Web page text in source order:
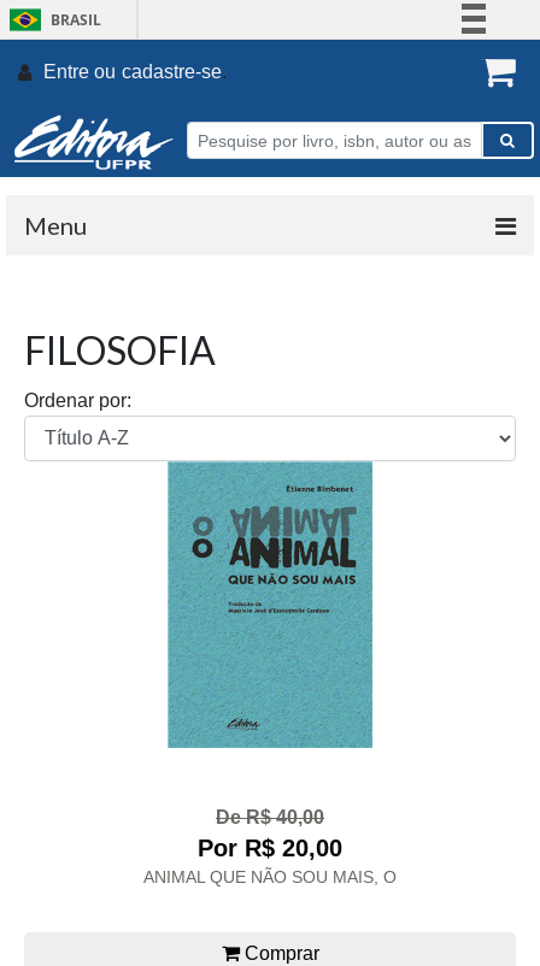
BRASIL
Participe
Entre ou cadastre-se.
Menu
FILOSOFIA
Ordenar por:
De R$ 40,00
Por R$ 20,00
ANIMAL QUE NÃO SOU MAIS, O
Comprar